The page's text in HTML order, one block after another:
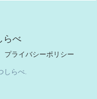
らべ
プライバシーポリシー
しらべ.